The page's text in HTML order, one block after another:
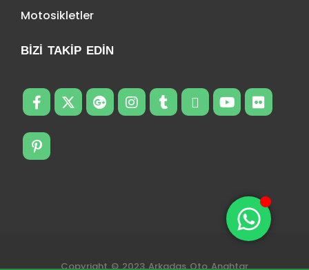
Motosikletler
BIZI TAKIP EDIN
Copyright © 2023 Arkadas Oto Anahtar